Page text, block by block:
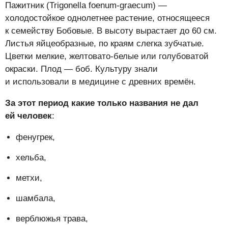
Пажитник (Trigonella foenum-graecum) —
холодостойкое однолетнее растение, относящееся
к семейству Бобовые. В высоту вырастает до 60 см.
Листья яйцеобразные, по краям слегка зубчатые.
Цветки мелкие, желтовато-белые или голубоватой
окраски. Плод — боб. Культуру знали
и использовали в медицине с древних времён.
За этот период какие только названия не дал
ей человек:
фенугрек,
хельба,
метхи,
шамбала,
верблюжья трава,